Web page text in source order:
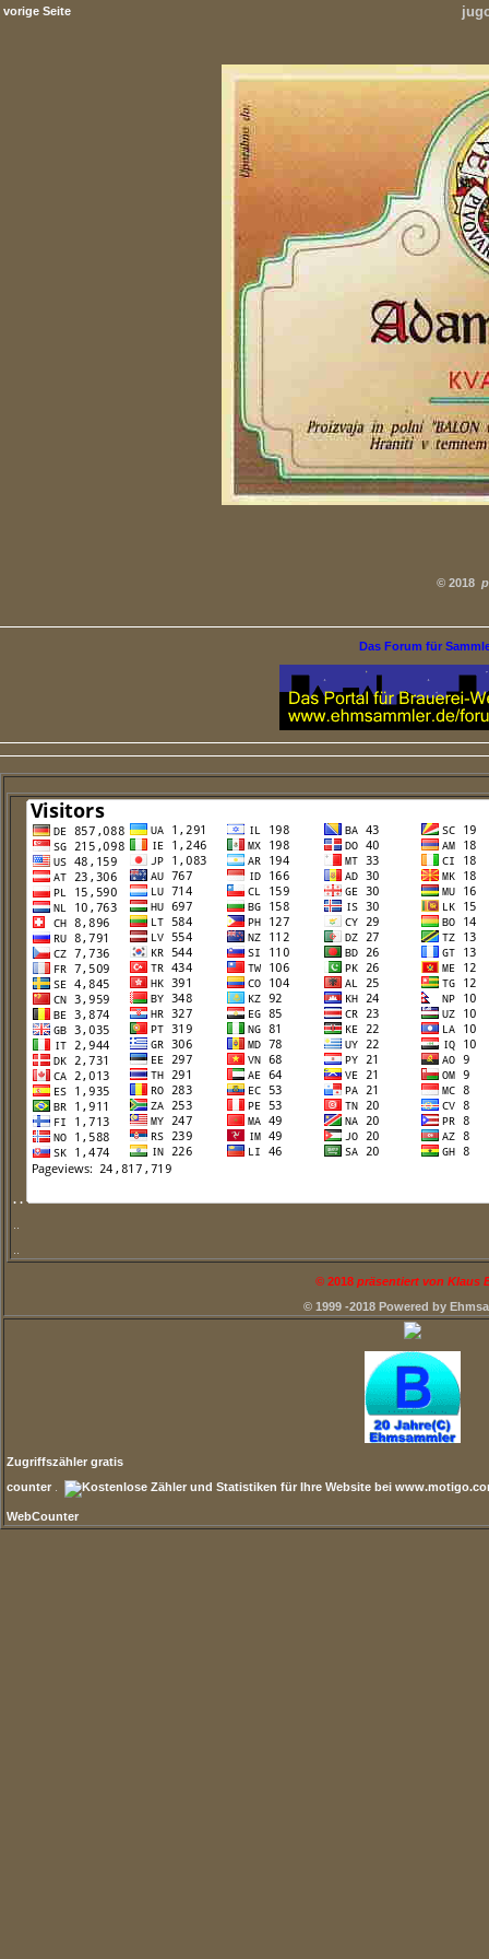
vorige Seite
© 2018
Das Forum für
. .
© 2018 präsentiert von Klaus
© 1999 -2018 Powered by
Zugriffszähler gratis
counter
WebCounter